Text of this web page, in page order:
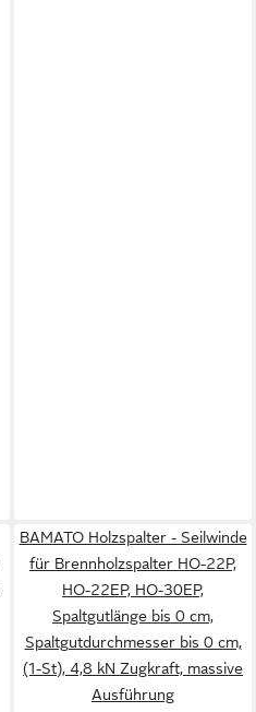
BAMATO Holzspalter - Seilwinde
für Brennholzspalter HO-22P,
HO-22EP, HO-30EP,
Spaltgutlänge bis 0 cm,
Spaltgutdurchmesser bis 0 cm,
(1-St), 4,8 kN Zugkraft, massive
Ausführung